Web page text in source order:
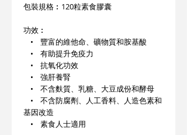
包裝規格︰120粒素食膠囊
功效︰
• 豐富的維他命、礦物質和胺基酸
• 有助提升免疫力
• 抗氧化功效
• 強肝養腎
• 不含麩質、乳糖、大豆成份和酵母
• 不含防腐劑、人工香料、人造色素和
基因改造
• 素食人士適用